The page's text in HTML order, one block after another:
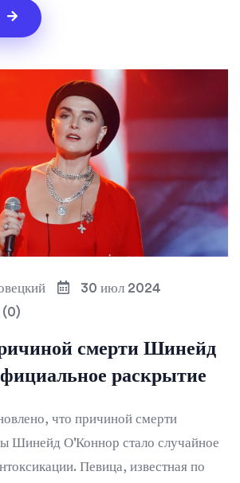
мер.
30 июл 2024
(0)
смерти Шинейд
раскрытие
что причиной смерти
Шинейд О'Коннор стало случайное
Певица, известная по